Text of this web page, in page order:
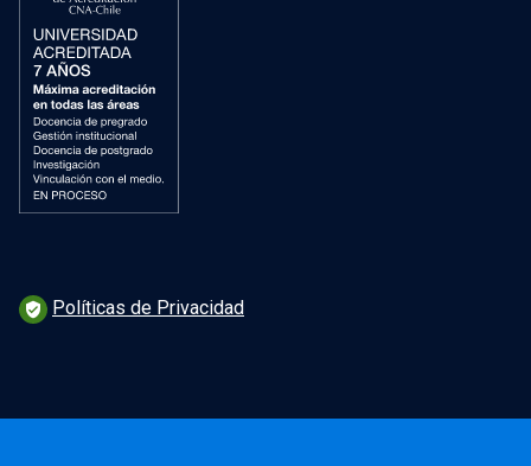
verified_user Políticas de Privacidad